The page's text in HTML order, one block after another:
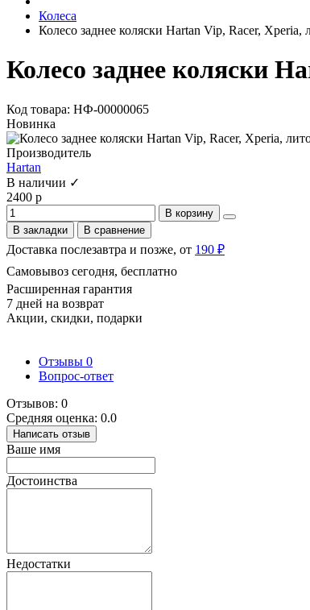
Колеса
Колесо заднее коляски Hartan Vip, Racer, Xperia,
Колесо заднее коляски
Код товара: НФ-00000065
Новинка
Производитель
Hartan
В наличии ✓
2400 р
В корзину
В закладки
В сравнение
Доставка послезавтра и позже, от 190 ₽
Самовывоз сегодня, бесплатно
Расширенная гарантия
7 дней на возврат
Акции, скидки, подарки
Отзывы 0
Вопрос-ответ
Отзывов: 0
Средняя оценка: 0.0
Написать отзыв
Ваше имя
Достоинства
Недостатки